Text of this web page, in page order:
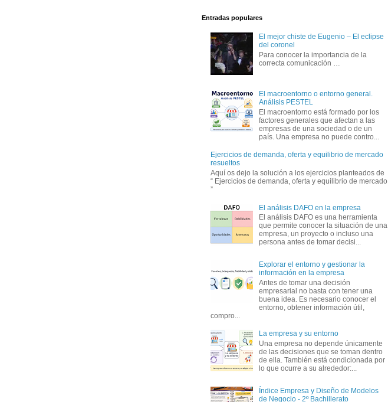
Entradas populares
El mejor chiste de Eugenio – El eclipse
del coronel
Para conocer la importancia de la
correcta comunicación …
El macroentorno o entorno general.
Análisis PESTEL
El macroentorno está formado por los
factores generales que afectan a las
empresas de una sociedad o de un
país. Una empresa no puede contro...
Ejercicios de demanda, oferta y equilibrio de mercado
resueltos
Aquí os dejo la solución a los ejercicios planteados de
“ Ejercicios de demanda, oferta y equilibrio de mercado
”
El análisis DAFO en la empresa
El análisis DAFO es una herramienta
que permite conocer la situación de una
empresa, un proyecto o incluso una
persona antes de tomar decisi...
Explorar el entorno y gestionar la
información en la empresa
Antes de tomar una decisión
empresarial no basta con tener una
buena idea. Es necesario conocer el
entorno, obtener información útil,
compro...
La empresa y su entorno
Una empresa no depende únicamente
de las decisiones que se toman dentro
de ella. También está condicionada por
lo que ocurre a su alrededor:...
Índice Empresa y Diseño de Modelos
de Negocio - 2º Bachillerato